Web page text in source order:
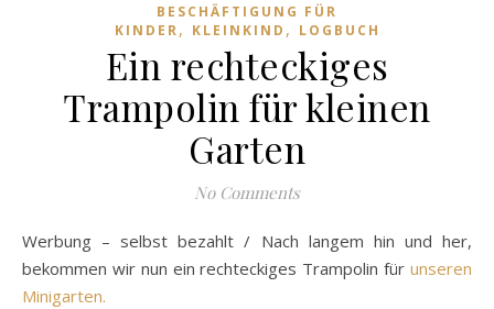
BESCHÄFTIGUNG FÜR
KINDER, KLEINKIND , LOGBUCH
Ein rechteckiges
Trampolin für kleinen
Garten
No Comments
Werbung – selbst bezahlt / Nach langem hin und her,
bekommen wir nun ein rechteckiges Trampolin für unseren
Minigarten.